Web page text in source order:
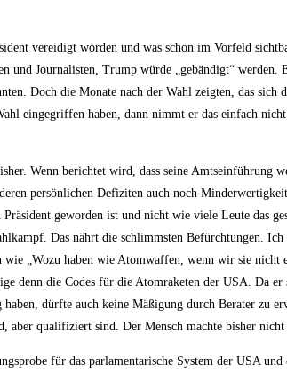
vereidigt worden und was schon im Vorfeld
und Journalisten, Trump würde „gebändigt“ werden.
Doch die Monate nach der Wahl zeigten, das sich
eingegriffen haben, dann nimmt er das einfach
Wenn berichtet wird, dass seine Amtseinführung
persönlichen Defiziten auch noch
geworden ist und nicht wie viele Leute das
Das nährt die schlimmsten Befürchtungen.
wie „Wozu haben wie Atomwaffen, wenn wir sie
denn die Codes für die Atomraketen der USA. Da
haben, dürfte auch keine Mäßigung durch Berater zu
aber qualifiziert sind. Der Mensch machte bisher
für das parlamentarische System der USA